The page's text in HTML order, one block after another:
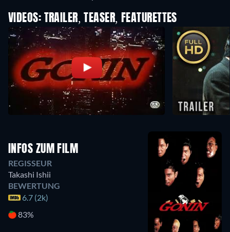
VIDEOS: TRAILER, TEASER, FEATURETTES
INFOS ZUM FILM
REGISSEUR
Takashi Ishii
BEWERTUNG
6.7 (2k)
83%